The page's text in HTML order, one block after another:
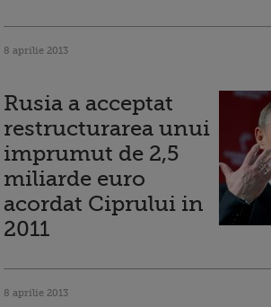
8 aprilie 2013
Rusia a acceptat
restructurarea unui
imprumut de 2,5
miliarde euro
acordat Ciprului in
2011
8 aprilie 2013